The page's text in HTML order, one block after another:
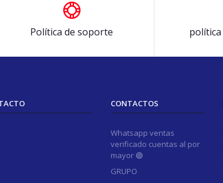
Política de soporte
CONTACTOS
Whatsapp ventas
verificado cuentas al por
mayor 🟢
GRUPO